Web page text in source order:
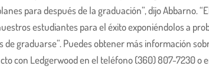
para después de la graduación”, dijo Abbarno.
estudiantes para el éxito exponiéndolos a
graduarse”. Puedes obtener más información
con Ledgerwood en el teléfono (360) 807-7230 o